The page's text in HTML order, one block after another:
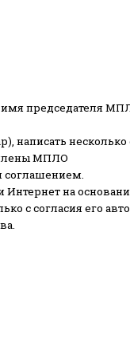
председателя
несколько
члены МПЛО
соглашением.
Интернет на
с согласия его